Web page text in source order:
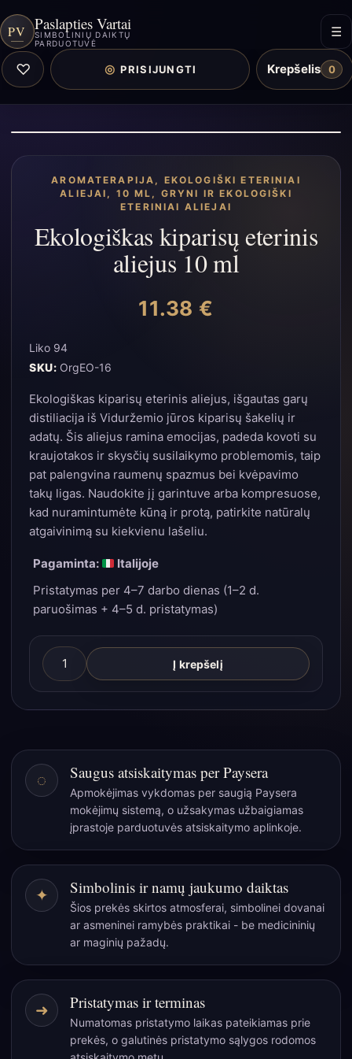
PV Paslapties Vartai
SIMBOLINIŲ DAIKTŲ
PARDUOTUVĖ
☰
♡ ◎ PRISIJUNGTI Krepšelis 0
AROMATERAPIJA , EKOLOGIŠKI ETERINIAI
ALIEJAI, 10 ML , GRYNI IR EKOLOGIŠKI
ETERINIAI ALIEJAI
Ekologiškas kiparisų eterinis
aliejus 10 ml
11.38 €
Liko 94
SKU: OrgEO-16
Ekologiškas kiparisų eterinis aliejus, išgautas garų
distiliacija iš Viduržemio jūros kiparisų šakelių ir
adatų. Šis aliejus ramina emocijas, padeda kovoti su
kraujotakos ir skysčių susilaikymo problemomis, taip
pat palengvina raumenų spazmus bei kvėpavimo
takų ligas. Naudokite jį garintuve arba kompresuose,
kad nuramintumėte kūną ir protą, patirkite natūralų
atgaivinimą su kiekvienu lašeliu.
Pagaminta:
Italijoje
Pristatymas per 4–7 darbo dienas (1–2 d.
paruošimas + 4–5 d. pristatymas)
produkto
kiekis:
Ekologiškas
10
ml
Į krepšelį
◌ Saugus atsiskaitymas per Paysera
Apmokėjimas vykdomas per saugią Paysera
mokėjimų sistemą, o užsakymas užbaigiamas
įprastoje parduotuvės atsiskaitymo aplinkoje.
✦ Simbolinis ir namų jaukumo daiktas
Šios prekės skirtos atmosferai, simbolinei dovanai
ar asmeninei ramybės praktikai - be medicininių
ar maginių pažadų.
➜ Pristatymas ir terminas
Numatomas pristatymo laikas pateikiamas prie
prekės, o galutinės pristatymo sąlygos rodomos